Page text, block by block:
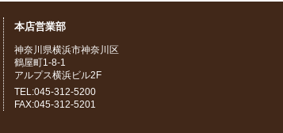
本店営業部
神奈川県横浜市神奈川区
鶴屋町1-8-1
アルプス横浜ビル2F
TEL:045-312-5200
FAX:045-312-5201